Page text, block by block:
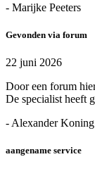
- Marijke Peeters
Gevonden via forum
22 juni 2026
Door een forum
De specialist heeft
- Alexander Koning
aangename service